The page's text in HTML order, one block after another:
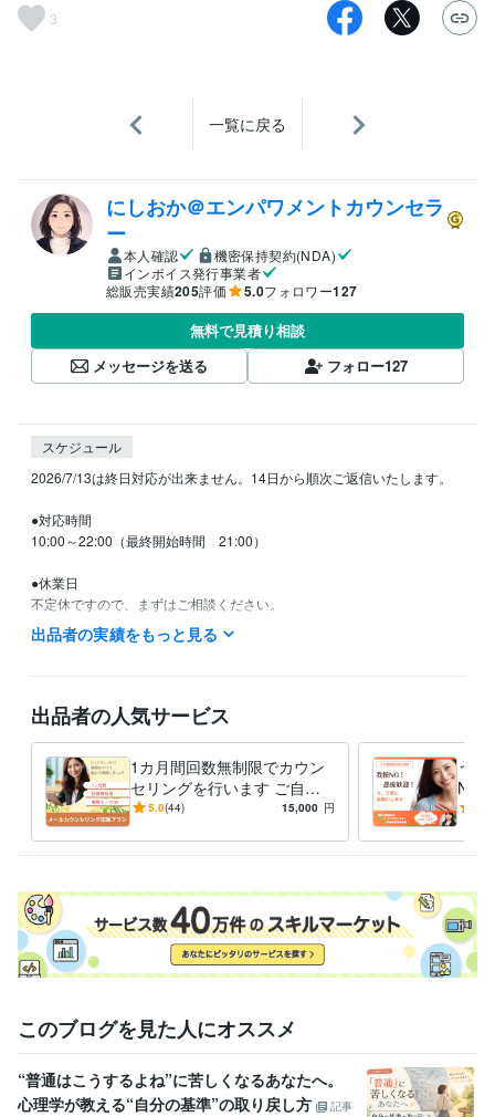
3
一覧に戻る
にしおか＠エンパワメントカウンセラ
ー
本人確認
機密保持契約(NDA)
インボイス発行事業者
総販売実績205評価 5.0フォロワー127
無料で見積り相談
メッセージを送る
フォロー127
スケジュール
2026/7/13は終日対応が出来ません。14日から順次ご返信いたします。
●対応時間
10:00～22:00（最終開始時間　21:00）
●休業日
不定休ですので、まずはご相談ください。
精神保健福祉士 取得年 : 2017年
得意分野
悩み相談・カウンセリング メールカウンセリング
精神障害者家族の
ご相談
カウンセリング
悩み相談・カウンセリング
家族支援
出品者の実績をもっと見る
出品者の人気サービス
1カ月間回数無制限でカウン
セリングを行います ご自身
のお悩み・家族のうつ病・自
5.0(44) 15,000 円
うつ
NG
保健
このブログを見た人にオススメ
“普通はこうするよね”に苦しくなるあなたへ。
心理学が教える“自分の基準”の取り戻し方
記事